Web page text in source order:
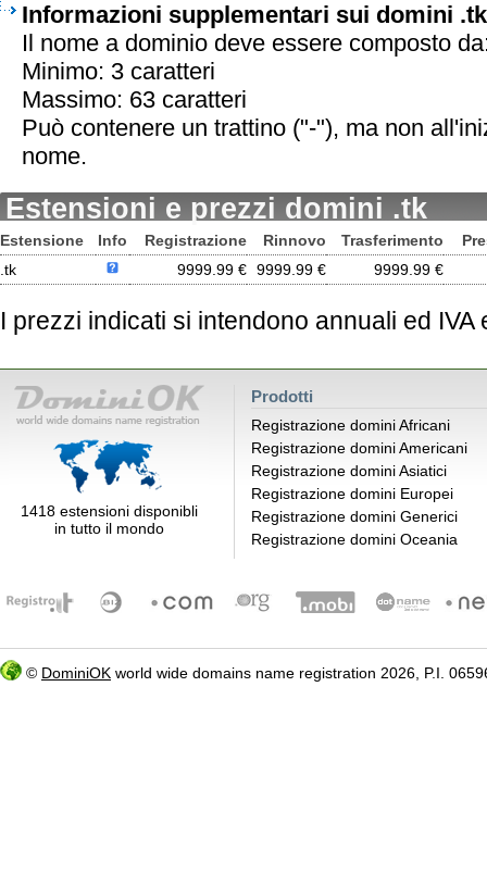
Informazioni supplementari sui domini .tk
Il nome a dominio deve essere composto
Minimo: 3 caratteri
Massimo: 63 caratteri
Può contenere un trattino ("-"), ma non
nome.
Estensioni e prezzi domini .tk
Estensione Info Registrazione Rinnovo Trasferimento
.tk
9999.99 € 9999.99 € 9999.99 €
I prezzi indicati si intendono annuali ed IVA
1418 estensioni disponibli
in tutto il mondo
Prodotti
Registrazione domini Africani
Registrazione domini Americani
Registrazione domini Asiatici
Registrazione domini Europei
Registrazione domini Generici
Registrazione domini Oceania
© DominiOK world wide domains name registration 2026, P.I.